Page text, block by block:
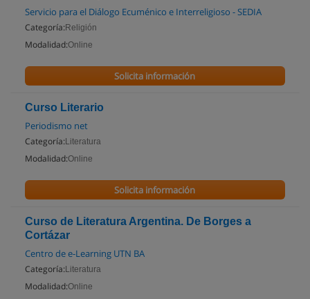
Servicio para el Diálogo Ecuménico e Interreligioso - SEDIA
Categoría: Religión
Modalidad:Online
Solicita información
Curso Literario
Periodismo net
Categoría: Literatura
Modalidad:Online
Solicita información
Curso de Literatura Argentina. De Borges a
Cortázar
Centro de e-Learning UTN BA
Categoría: Literatura
Modalidad:Online